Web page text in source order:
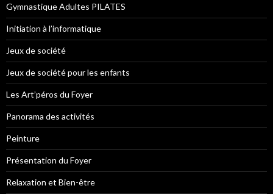
Gymnastique Adultes PILATES
Initiation à l’informatique
Jeux de société
Jeux de société pour les enfants
Les Art’péros du Foyer
Panorama des activités
Peinture
Présentation du Foyer
Relaxation et Bien-être